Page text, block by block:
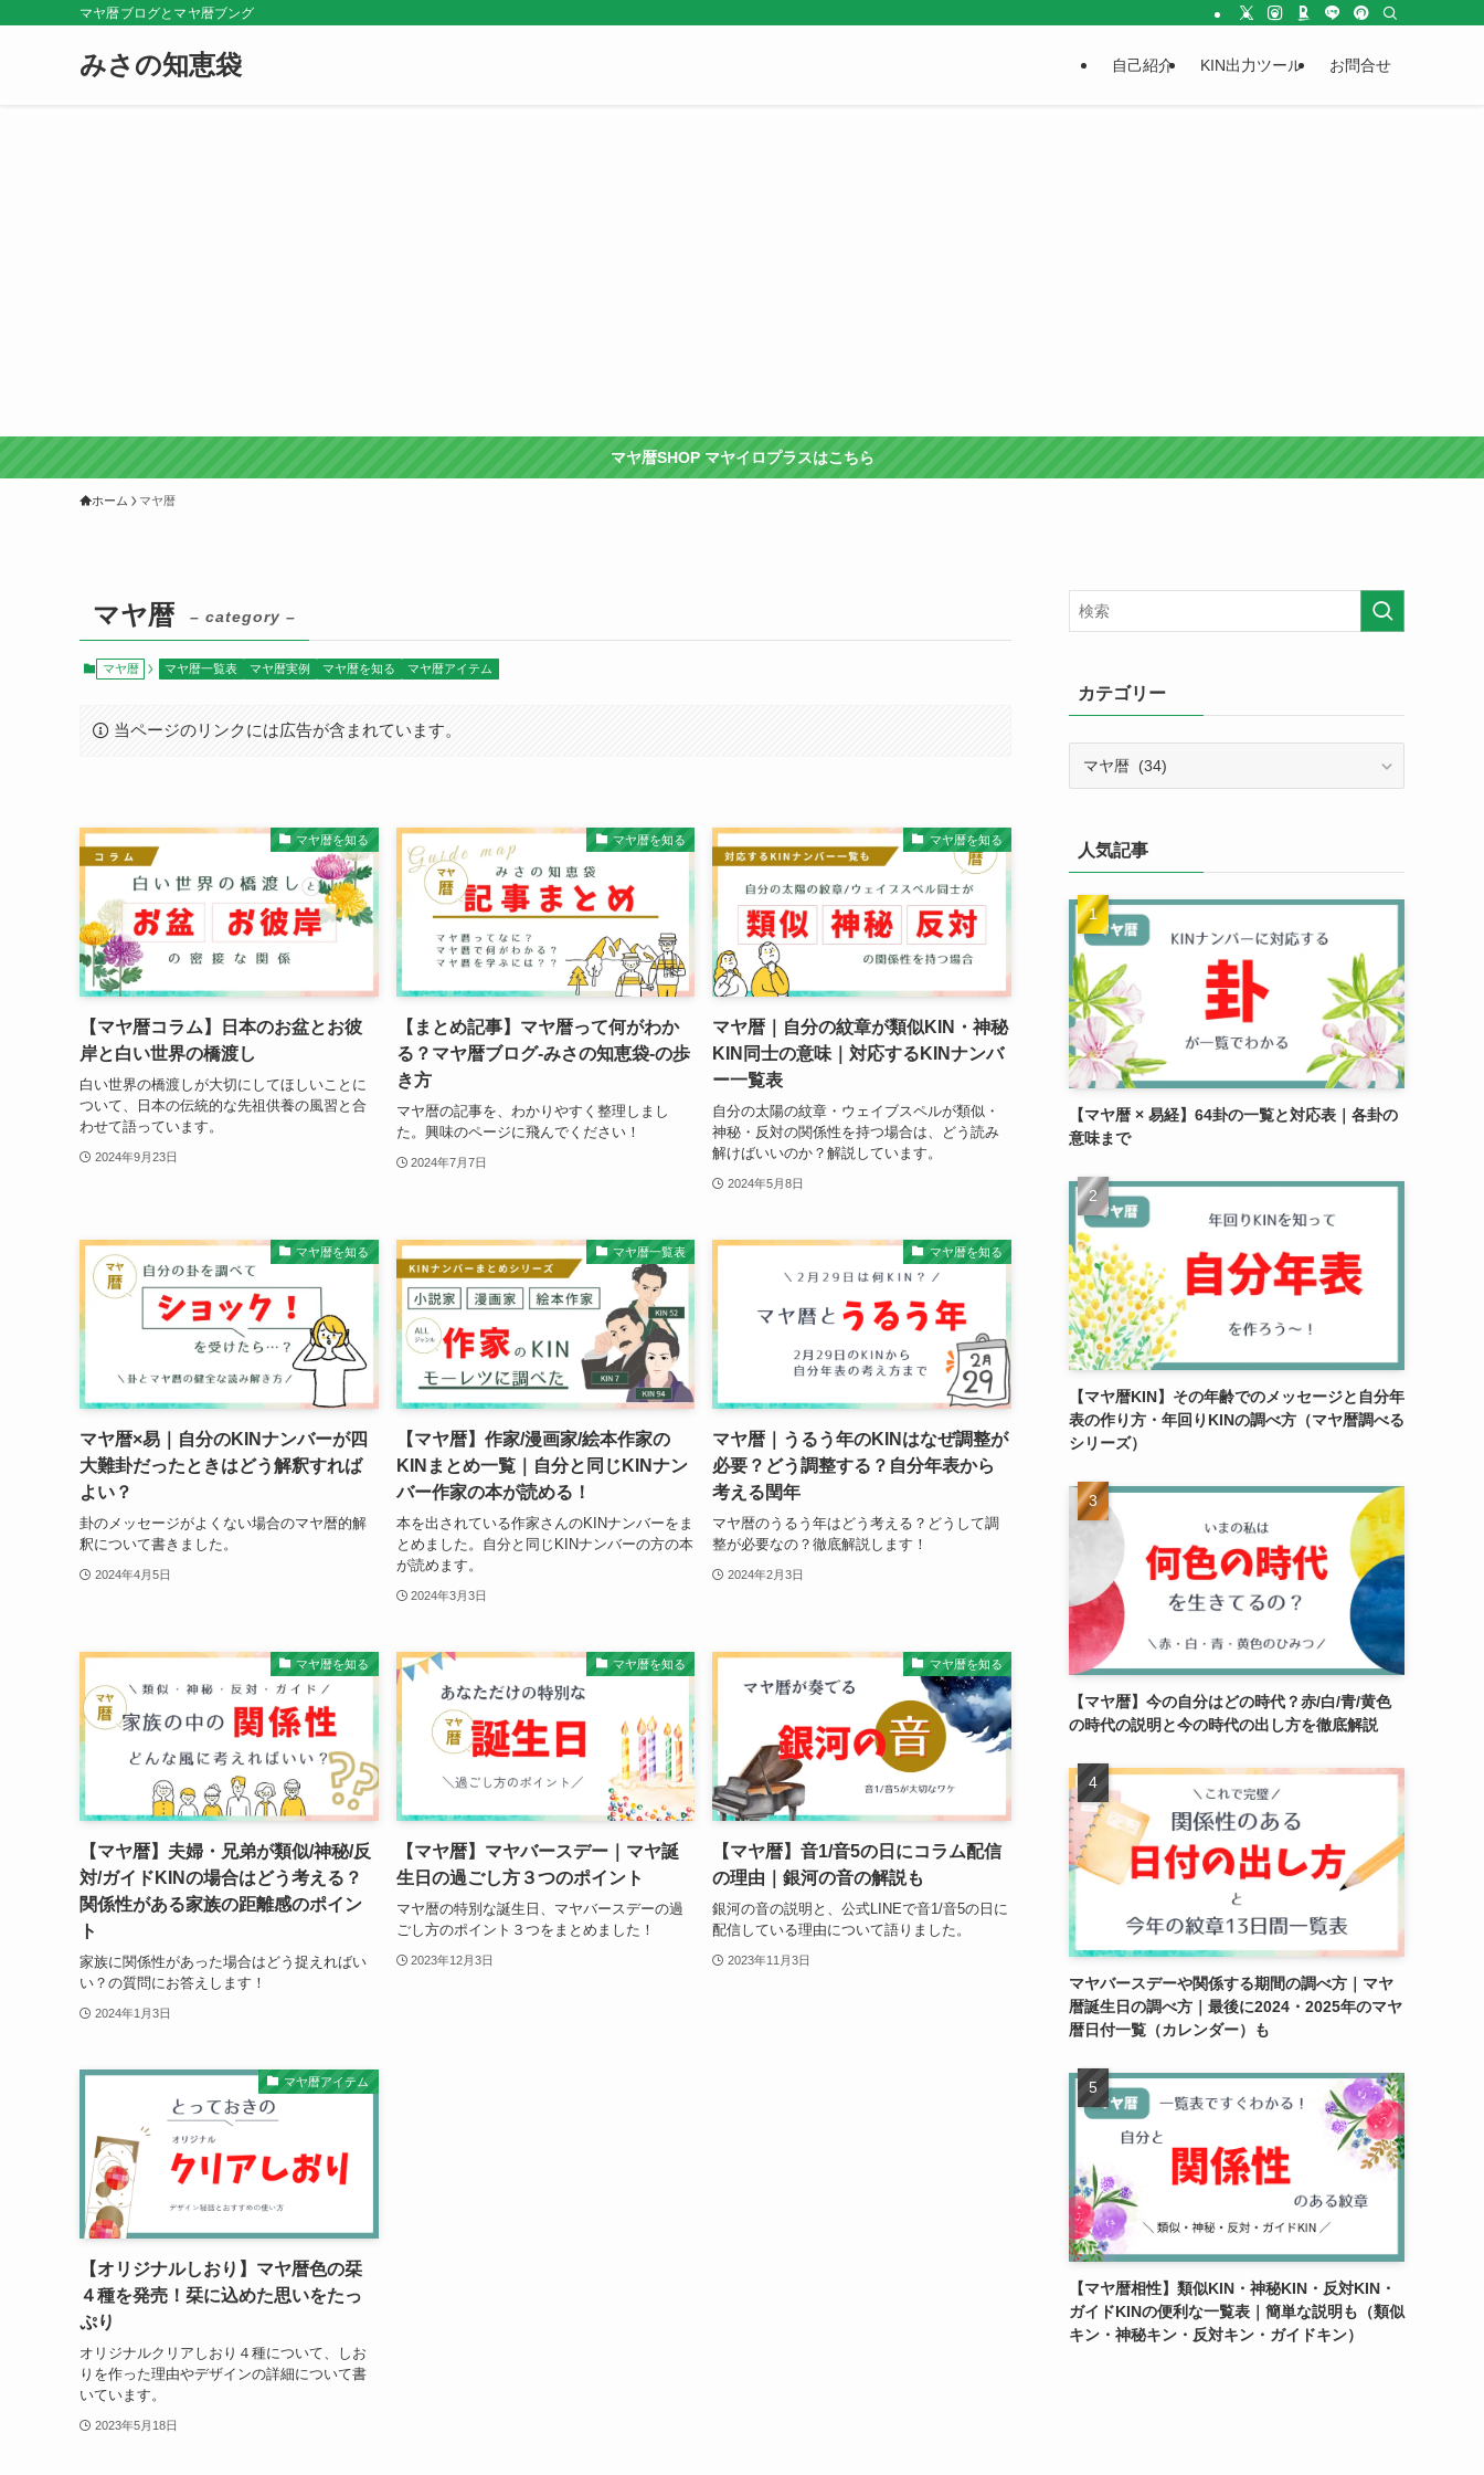
マヤ暦ブログとマヤ暦ブング
みさの知恵袋 自己紹介 KIN出力ツール お問合せ
マヤ暦SHOP マヤイロプラスはこちら
ホーム マヤ暦
マヤ暦 – category –
マヤ暦 マヤ暦一覧表 マヤ暦実例 マヤ暦を知る マヤ暦アイテム
当ページのリンクには広告が含まれています。
マヤ暦を知る
【マヤ暦コラム】日本のお盆とお彼
岸と白い世界の橋渡し
白い世界の橋渡しが大切にしてほしいことに
ついて、日本の伝統的な先祖供養の風習と合
わせて語っています。
2024年9月23日
マヤ暦を知る
【まとめ記事】マヤ暦って何がわか
る？マヤ暦ブログ-みさの知恵袋-の歩
き方
マヤ暦の記事を、わかりやすく整理しまし
た。興味のページに飛んでください！
2024年7月7日
マヤ暦を知る
マヤ暦｜自分の紋章が類似KIN・神秘
KIN同士の意味｜対応するKINナンバ
ー一覧表
自分の太陽の紋章・ウェイブスペルが類似・
神秘・反対の関係性を持つ場合は、どう読み
解けばいいのか？解説しています。
2024年5月8日
マヤ暦を知る
マヤ暦×易｜自分のKINナンバーが四
大難卦だったときはどう解釈すれば
よい？
卦のメッセージがよくない場合のマヤ暦的解
釈について書きました。
2024年4月5日
マヤ暦一覧表
【マヤ暦】作家/漫画家/絵本作家の
KINまとめ一覧｜自分と同じKINナン
バー作家の本が読める！
本を出されている作家さんのKINナンバーをま
とめました。自分と同じKINナンバーの方の本
が読めます。
2024年3月3日
マヤ暦を知る
マヤ暦｜うるう年のKINはなぜ調整が
必要？どう調整する？自分年表から
考える閏年
マヤ暦のうるう年はどう考える？どうして調
整が必要なの？徹底解説します！
2024年2月3日
マヤ暦を知る
【マヤ暦】夫婦・兄弟が類似/神秘/反
対/ガイドKINの場合はどう考える？
関係性がある家族の距離感のポイン
ト
家族に関係性があった場合はどう捉えればい
い？の質問にお答えします！
2024年1月3日
マヤ暦を知る
【マヤ暦】マヤバースデー｜マヤ誕
生日の過ごし方３つのポイント
マヤ暦の特別な誕生日、マヤバースデーの過
ごし方のポイント３つをまとめました！
2023年12月3日
マヤ暦を知る
【マヤ暦】音1/音5の日にコラム配信
の理由｜銀河の音の解説も
銀河の音の説明と、公式LINEで音1/音5の日に
配信している理由について語りました。
2023年11月3日
マヤ暦アイテム
【オリジナルしおり】マヤ暦色の栞
４種を発売！栞に込めた思いをたっ
ぷり
オリジナルクリアしおり４種について、しお
りを作った理由やデザインの詳細について書
いています。
2023年5月18日
カテゴリー
ー人気記事
【マヤ暦 × 易経】64卦の一覧と対応表｜各卦の
意味まで
【マヤ暦KIN】その年齢でのメッセージと自分年
表の作り方・年回りKINの調べ方（マヤ暦調べる
シリーズ）
【マヤ暦】今の自分はどの時代？赤/白/青/黄色
の時代の説明と今の時代の出し方を徹底解説
マヤバースデーや関係する期間の調べ方｜マヤ
暦誕生日の調べ方｜最後に2024・2025年のマヤ
暦日付一覧（カレンダー）も
【マヤ暦相性】類似KIN・神秘KIN・反対KIN・
ガイドKINの便利な一覧表｜簡単な説明も（類似
キン・神秘キン・反対キン・ガイドキン）